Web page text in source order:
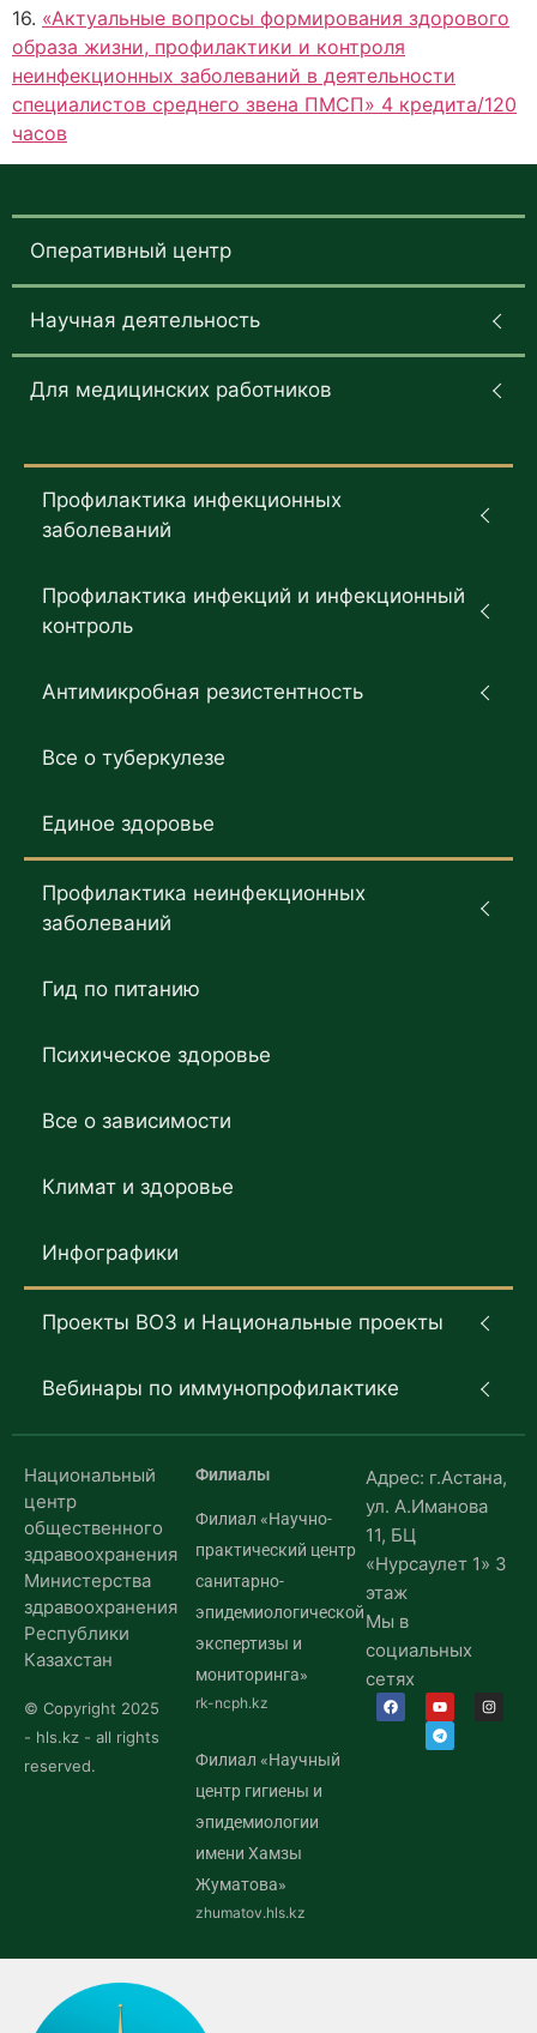
16. «Актуальные вопросы формирования здорового
образа жизни, профилактики и контроля
неинфекционных заболеваний в деятельности
специалистов среднего звена ПМСП» 4 кредита/120
часов
Оперативный центр
Научная деятельность
Для медицинских работников
Профилактика инфекционных
заболеваний
Профилактика инфекций и инфекционный
контроль
Антимикробная резистентность
Все о туберкулезе
Единое здоровье
Профилактика неинфекционных
заболеваний
Гид по питанию
Психическое здоровье
Все о зависимости
Климат и здоровье
Инфографики
Проекты ВОЗ и Национальные проекты
Вебинары по иммунопрофилактике
Национальный
центр
общественного
здравоохранения
Министерства
здравоохранения
Республики
Казахстан
© Copyright 2025
- hls.kz - all rights
reserved.
Филиалы
Филиал «Научно-
практический центр
санитарно-
эпидемиологической
экспертизы и
мониторинга»
rk-ncph.kz
Филиал «Научный
центр гигиены и
эпидемиологии
имени Хамзы
Жуматова»
zhumatov.hls.kz
Адрес: г.Астана,
ул. А.Иманова
11, БЦ
«Нурсаулет 1» 3
этаж
Мы в
социальных
сетях